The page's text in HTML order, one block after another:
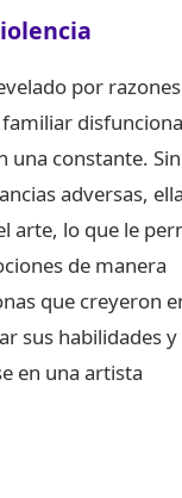
por
una constante. Sin
adversas,
arte, lo que le
de manera
que creyeron
sus habilidades y
en una artista